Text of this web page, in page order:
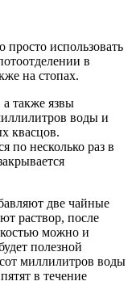
использовать
в
на стопах.
также язвы
воды и
квасцов.
по несколько раз в
две чайные
раствор, после
можно и
полезной
миллилитров воды
в течение